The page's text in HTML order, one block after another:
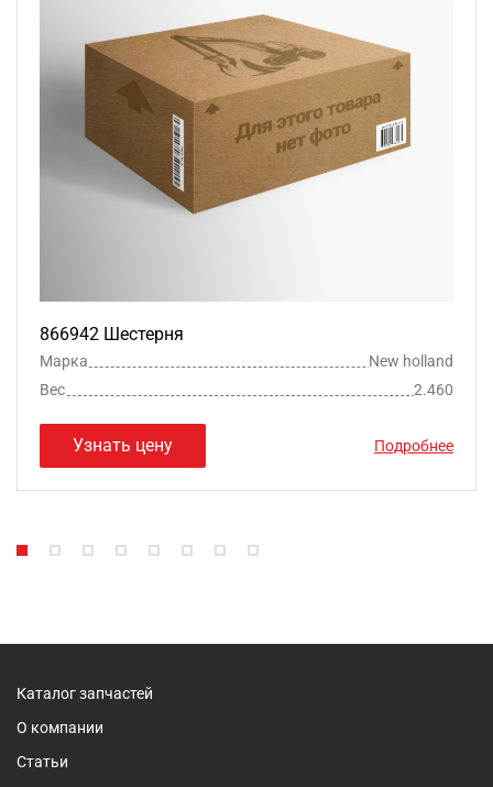
866942 Шестерня
Марка
New holland
Вес
2.460
Узнать цену Подробнее
Каталог запчастей
О компании
Статьи